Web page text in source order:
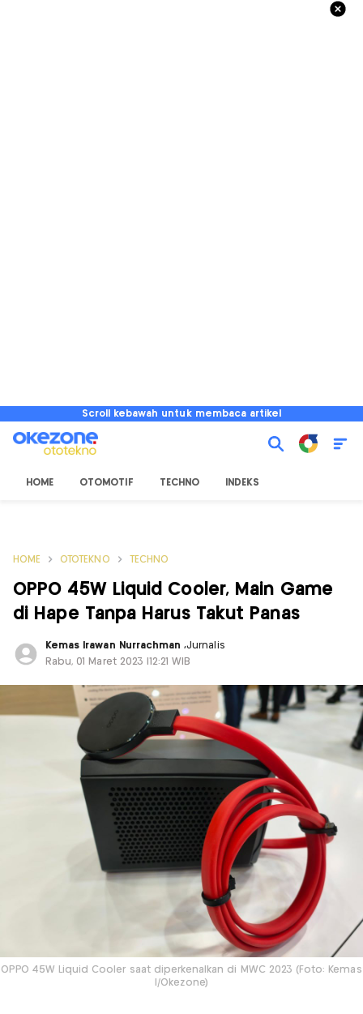
Scroll kebawah untuk membaca artikel
HOME OTOMOTIF TECHNO INDEKS
HOME OTOTEKNO TECHNO
OPPO 45W Liquid Cooler, Main Game
di Hape Tanpa Harus Takut Panas
Kemas Irawan Nurrachman,Jurnalis
Rabu, 01 Maret 2023 |12:21 WIB
OPPO 45W Liquid Cooler saat diperkenalkan di MWC 2023 (Foto: Kemas
I/Okezone)